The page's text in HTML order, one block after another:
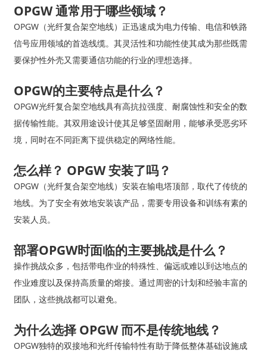
OPGW 通常用于哪些领域？
OPGW（光纤复合架空地线）正迅速成为电力传输、电信和铁路
信号应用领域的首选线缆。其灵活性和功能性使其成为那些既需
要保护性外壳又需要通信功能的行业的理想选择。
OPGW的主要特点是什么？
OPGW光纤复合架空地线具有高抗拉强度、耐腐蚀性和安全的数
据传输性能。其双用途设计使其足够坚固耐用，能够承受恶劣环
境，同时在不同距离下提供稳定的网络性能。
怎么样？ OPGW安装了吗？
OPGW（光纤复合架空地线）安装在输电塔顶部，取代了传统的
地线。为了安全有效地安装该产品，需要专用设备和训练有素的
安装人员。
部署OPGW时面临的主要挑战是什么？
操作挑战众多，包括带电作业的特殊性、偏远或难以到达地点的
作业难度以及保持高质量的熔接。通过周密的计划和经验丰富的
团队，这些挑战都可以避免。
为什么选择 OPGW 而不是传统地线？
OPGW独特的双接地和光纤传输特性有助于降低整体基础设施成